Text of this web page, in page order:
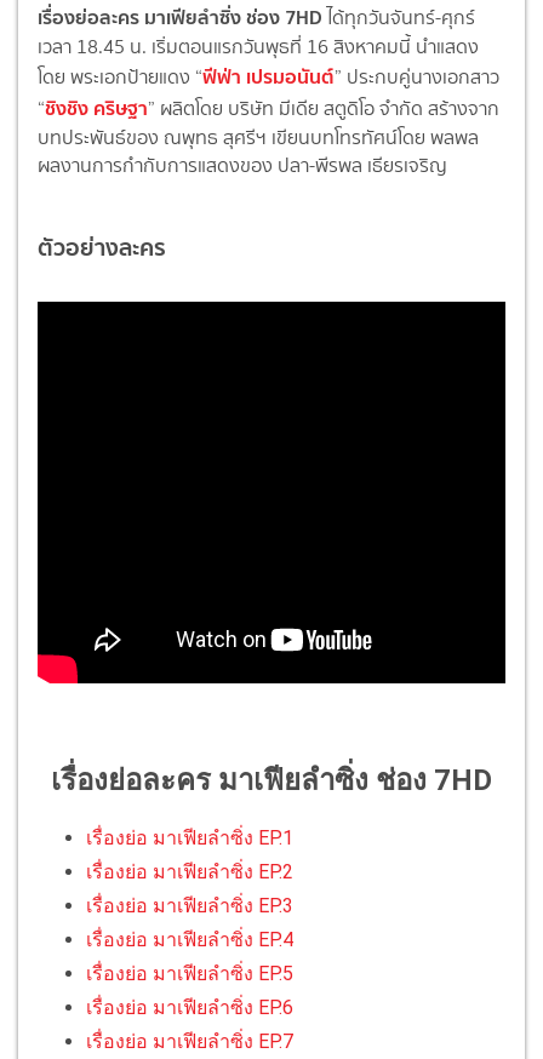
เรื่องย่อละคร มาเฟียลำซิ่ง ช่อง 7HDได้ทุกวันจันทร์-ศุกร์
เวลา 18.45 น. เริ่มตอนแรกวันพุธที่ 16 สิงหาคมนี้ นำแสดง
โดย พระเอกป้ายแดง “ฟีฟ่า เปรมอนันต์” ประกบคู่นางเอกสาว
“ชิงชิง คริษฐา” ผลิตโดย บริษัท มีเดีย สตูดิโอ จำกัด สร้างจาก
บทประพันธ์ของ ณพุทธ สุศรีฯ เขียนบทโทรทัศน์โดย พลพล
ผลงานการกำกับการแสดงของ ปลา-พีรพล เธียรเจริญ
ตัวอย่างละคร
เรื่องย่อละคร มาเฟียลำซิ่ง ช่อง 7HD
เรื่องย่อ มาเฟียลำซิ่ง EP.1
เรื่องย่อ มาเฟียลำซิ่ง EP.2
เรื่องย่อ มาเฟียลำซิ่ง EP.3
เรื่องย่อ มาเฟียลำซิ่ง EP.4
เรื่องย่อ มาเฟียลำซิ่ง EP.5
เรื่องย่อ มาเฟียลำซิ่ง EP.6
เรื่องย่อ มาเฟียลำซิ่ง EP.7